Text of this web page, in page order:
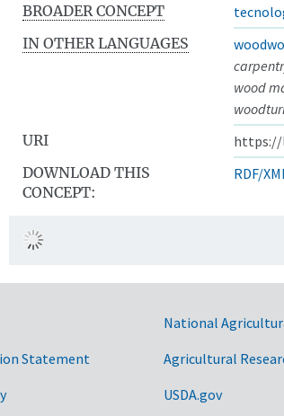
BROADER CONCEPT
IN OTHER LANGUAGES
wood
URI
https://
DOWNLOAD THIS
CONCEPT:
RDF/
Statement
National
Agricultural
USDA.gov